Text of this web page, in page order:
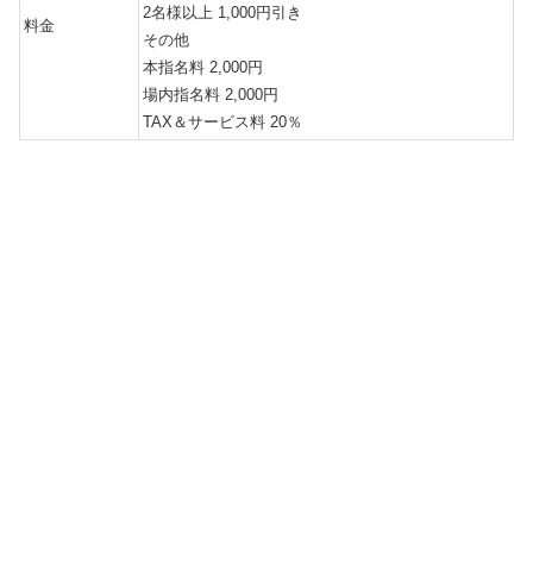
料金
2名様以上 1,000円引き
その他
本指名料 2,000円
場内指名料 2,000円
TAX＆サービス料 20％